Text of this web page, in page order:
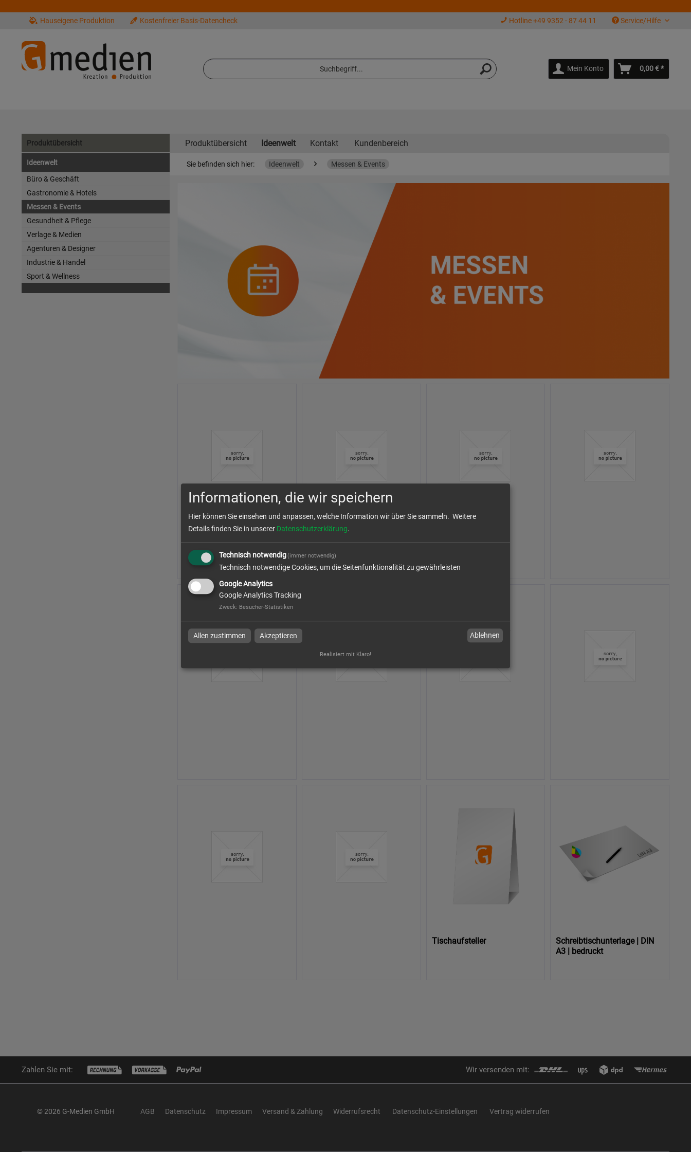
Hauseigene Produktion Kostenfreier Basis-Datencheck Hotline +49 9352 - 87 44 11 Service/Hilfe
Mein Konto 0,00 € *
Produktübersicht
Ideenwelt
Büro & Geschäft
Gastronomie & Hotels
Messen & Events
Gesundheit & Pflege
Verlage & Medien
Agenturen & Designer
Industrie & Handel
Sport & Wellness
Produktübersicht Ideenwelt Kontakt Kundenbereich
Sie befinden sich hier: Ideenwelt Messen & Events
Tischaufsteller
Schreibtischunterlage | DIN
A3 | bedruckt
Zahlen Sie mit: Wir versenden mit:
© 2026 G-Medien GmbH AGB Datenschutz Impressum Versand & Zahlung Widerrufsrecht Datenschutz-Einstellungen Vertrag widerrufen
Informationen, die wir speichern
Hier können Sie einsehen und anpassen, welche Information wir über Sie sammeln. Weitere
Details finden Sie in unserer Datenschutzerklärung.
Technisch notwendig(immer notwendig)
Technisch notwendige Cookies, um die Seitenfunktionalität zu gewährleisten
Google Analytics
Google Analytics Tracking
Zweck: Besucher-Statistiken
Allen zustimmen Akzeptieren Ablehnen
Realisiert mit Klaro!